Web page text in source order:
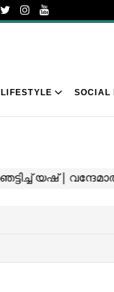
LIFESTYLE SOCIAL